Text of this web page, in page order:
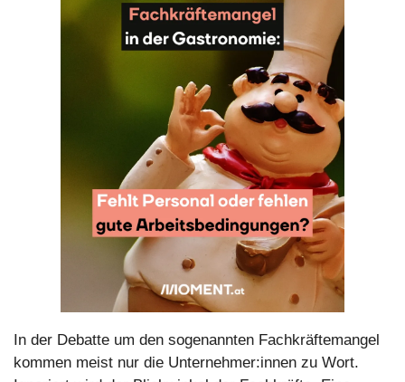
In der Debatte um den sogenannten Fachkräftemangel
kommen meist nur die Unternehmer:innen zu Wort.